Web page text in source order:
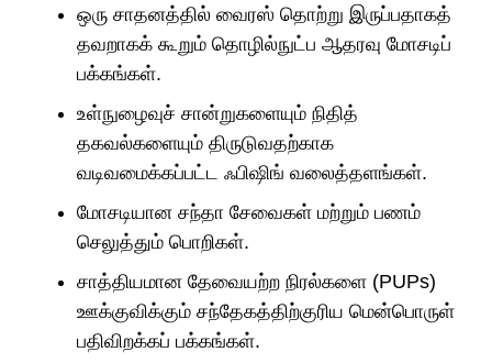
ஒரு சாதனத்தில் வைரஸ் தொற்று இருப்பதாகத்
தவறாகக் கூறும் தொழில்நுட்ப ஆதரவு மோசடிப்
பக்கங்கள்.
உள்நுழைவுச் சான்றுகளையும் நிதித்
தகவல்களையும் திருடுவதற்காக
வடிவமைக்கப்பட்ட ஃபிஷிங் வலைத்தளங்கள்.
மோசடியான சந்தா சேவைகள் மற்றும் பணம்
செலுத்தும் பொறிகள்.
சாத்தியமான தேவையற்ற நிரல்களை (PUPs)
ஊக்குவிக்கும் சந்தேகத்திற்குரிய மென்பொருள்
பதிவிறக்கப் பக்கங்கள்.